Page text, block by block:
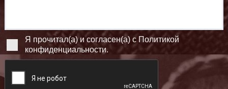
Я прочитал(а) и согласен(а) с Политикой
конфиденциальности.